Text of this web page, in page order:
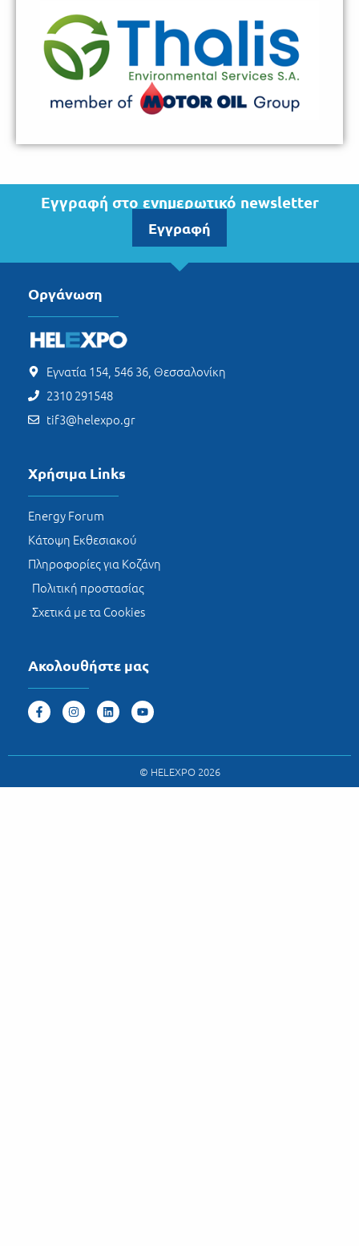
Εγγραφή στο ενημερωτικό newsletter
Εγγραφή
Οργάνωση
Εγνατία 154, 546 36, Θεσσαλονίκη
2310 291548
tif3@helexpo.gr
Χρήσιμα Links
Energy Forum
Κάτοψη Εκθεσιακού
Πληροφορίες για Κοζάνη
Πολιτική προστασίας
Σχετικά με τα Cookies
Ακολουθήστε μας
© HELEXPO 2026